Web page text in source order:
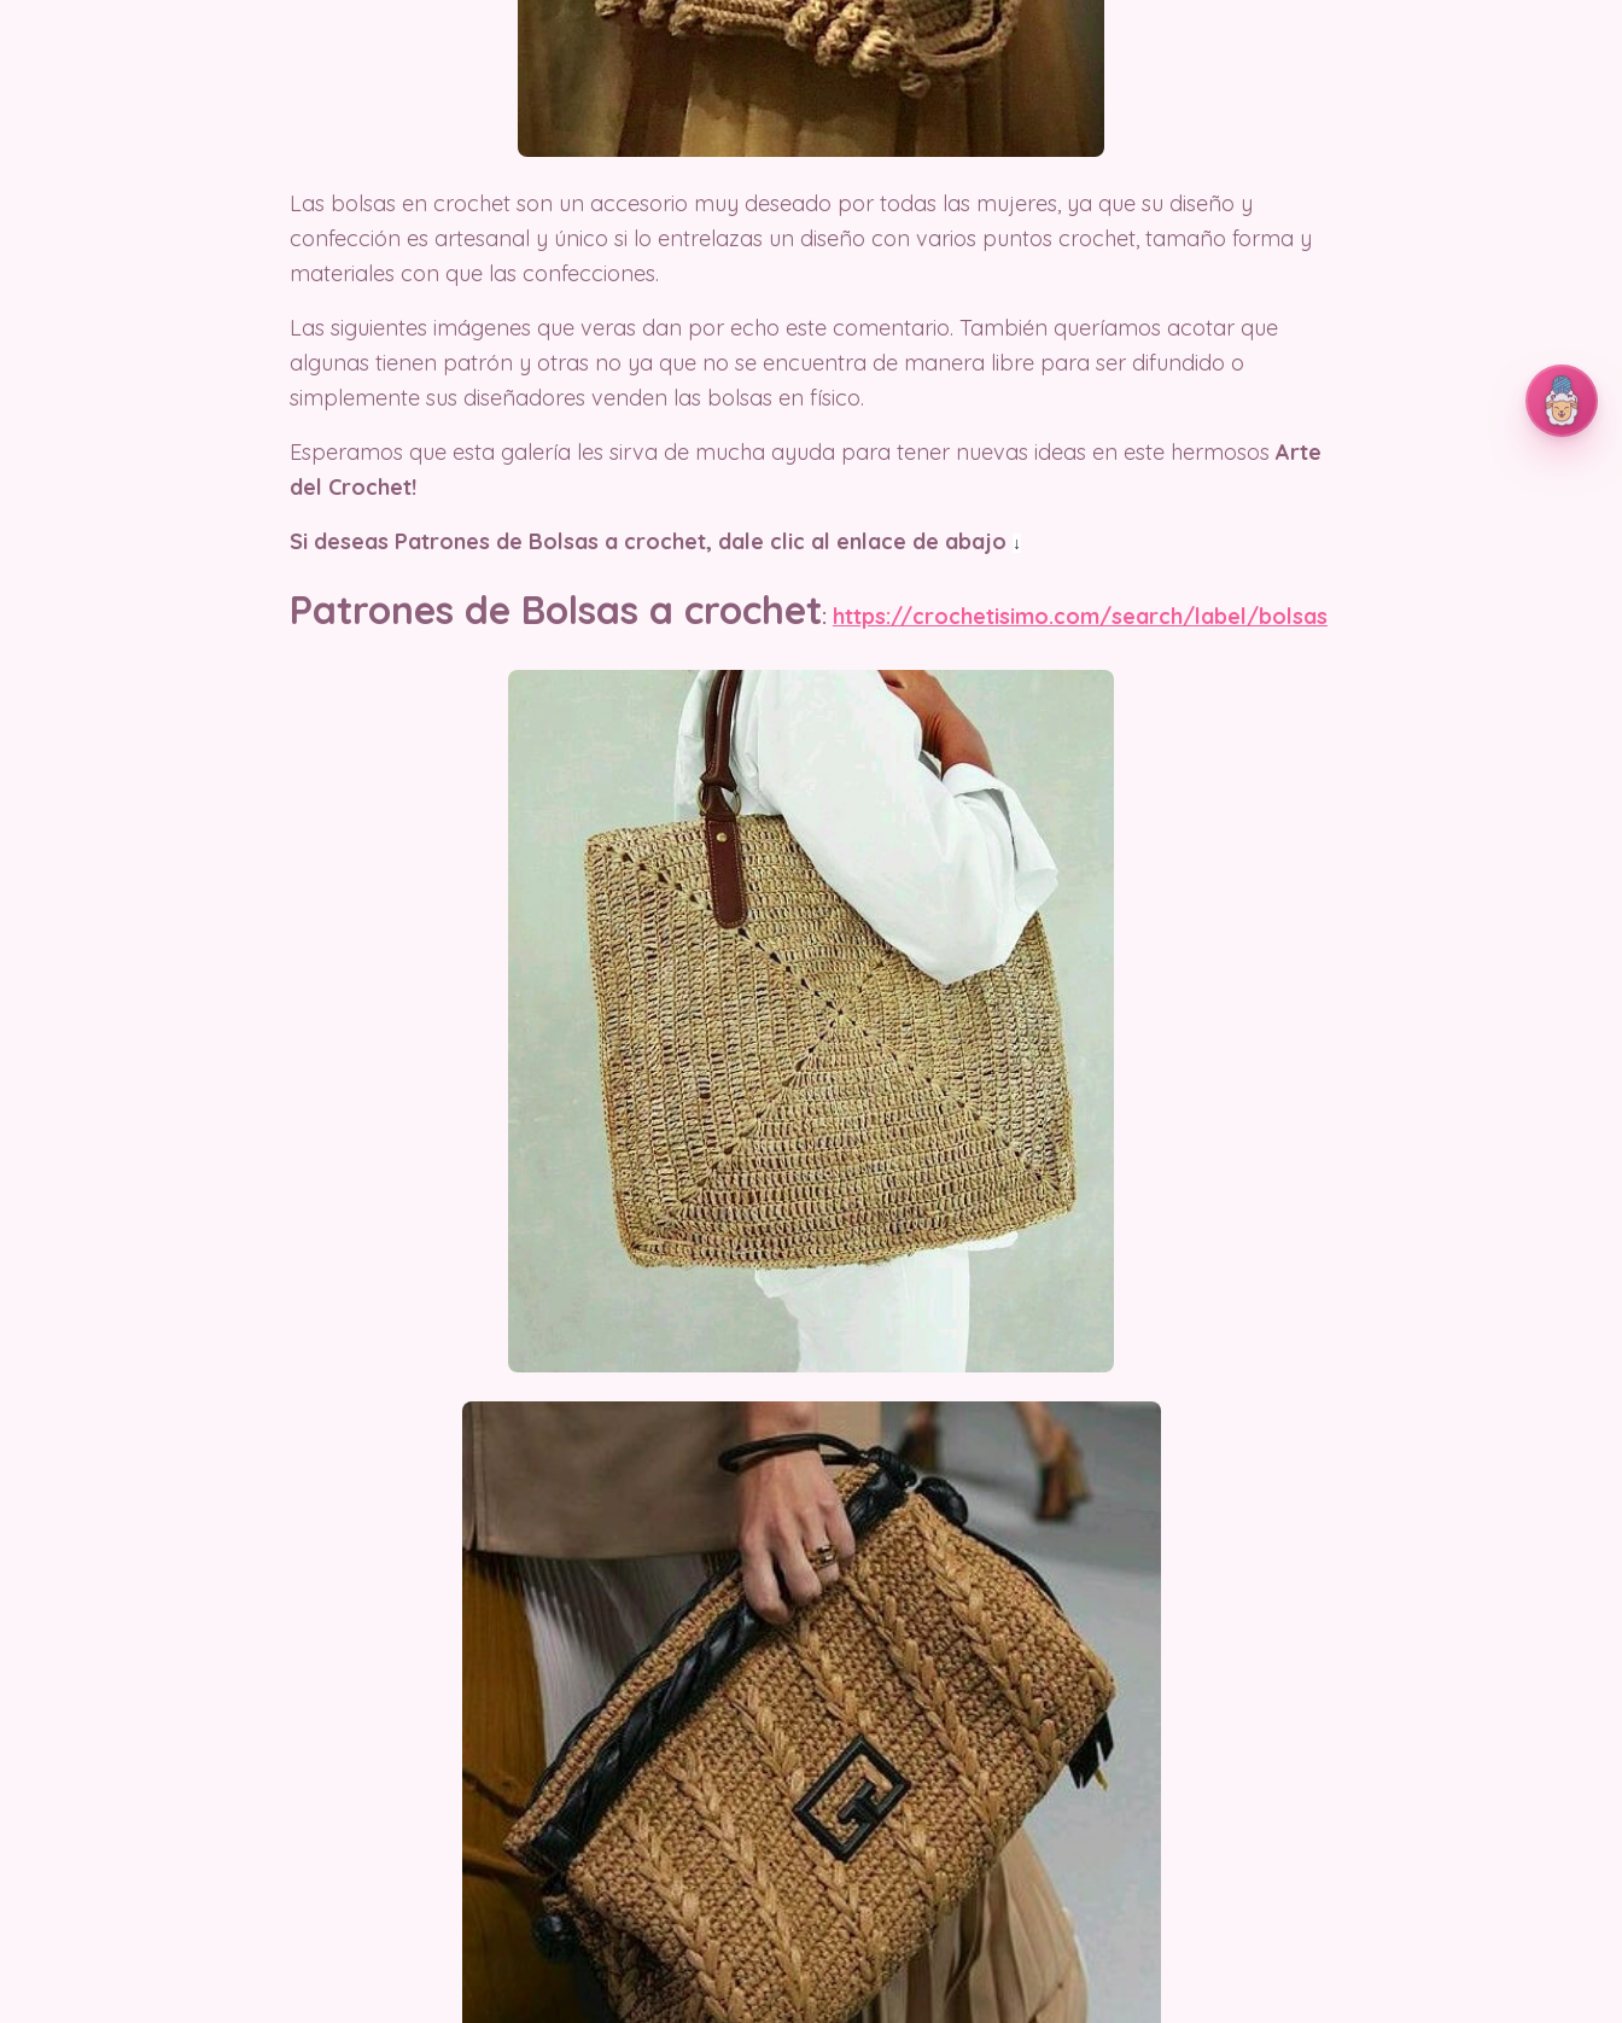
Las bolsas en crochet son un accesorio muy deseado por todas las mujeres, ya que su diseño y
confección es artesanal y único si lo entrelazas un diseño con varios puntos crochet, tamaño forma y
materiales con que las confecciones.
Las siguientes imágenes que veras dan por echo este comentario. También queríamos acotar que
algunas tienen patrón y otras no ya que no se encuentra de manera libre para ser difundido o
simplemente sus diseñadores venden las bolsas en físico.
Esperamos que esta galería les sirva de mucha ayuda para tener nuevas ideas en este hermosos Arte
del Crochet!
Si deseas Patrones de Bolsas a crochet, dale clic al enlace de abajo ↓
Patrones de Bolsas a crochet: https://crochetisimo.com/search/label/bolsas